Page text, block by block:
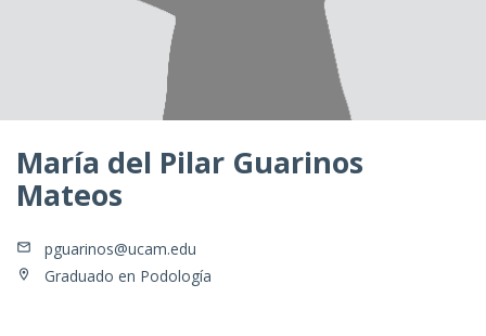
María del Pilar Guarinos
Mateos
pguarinos@ucam.edu
Graduado en Podología